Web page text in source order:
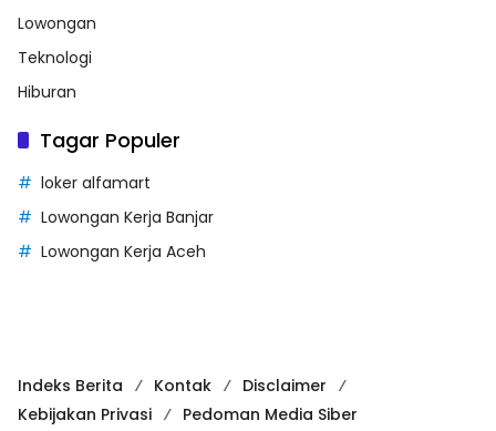
Lowongan
Teknologi
Hiburan
Tagar Populer
loker alfamart
Lowongan Kerja Banjar
Lowongan Kerja Aceh
Indeks Berita Kontak
Disclaimer
Kebijakan Privasi
Pedoman Media Siber